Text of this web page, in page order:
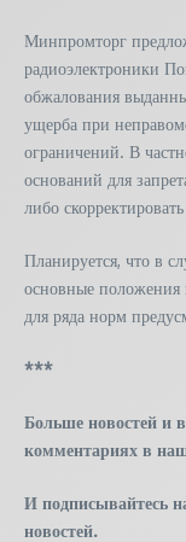
Минпромторг
радиоэлектроники
обжалования
ущерба при
ограничений. В
оснований для
либо
Планируется, что в
основные положения
для ряда норм
***
Больше новостей и
комментариях в
И подписывайтесь
новостей.